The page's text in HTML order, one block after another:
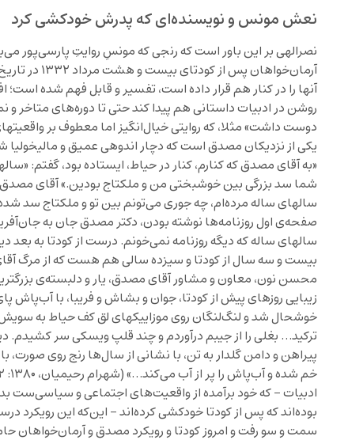
نعش مونس و نویسنده‌ای که پدرش خودکشی کرد
نصرالهی بر این باور است که رنجی که مونسِ روایتِ پارسی‌پور
آرمان‌خواهان
آنها را در کنار هم قرار داده است، تفسیر و قابل فهم شده است؛
روشن در ادبیات داستانی هم پیدا کند حتی تا دوره‌های متاخر
دوست داشت» مثلا، که روایتی خیال‌انگیز اما معطوف بر
یکی از نزدیکان مصدق است که دچار اندوهی عمیق و
«به آقای مصدق که کنارم، کنار در حیاط، ایستاده بود، گفتم:
شما سد بزرگی بین خوشبختی من و ملکتاج بودین.» آقای مصدق
سالهای ساله مرده‌ام، چه جوری می‌تونم بین تو و ملکتاج سد
صفحه‌ی اول روزنامه‌ها نوشته بودن، دکتر مصدق جان به
سالهای ساله که دیگه روزنامه نمی‌خونم. درست از کودتا به
بیست و سه سال از کودتا و سیزده سالی هم هست که از مرگ
محسن نون، معاون و مشاور آقای مصدق، یار و دلبسته‌ی
زیبایی روزهای پیش از کودتا، جوان و بشاش و فریبا، با آب‌پاش
خوشحال شد و لنگ‌لنگان روی موزاییکهای لق کف حیاط به
ترکید… بغلی را از جیبم درآوردم و چند قلپ ویسکی سر کشیدم.
پیراهن و دامن گلدار به تن، با نشانی از سال‌ها رنج روی
ادبیات – که خود برآمده از واقعیت‌های اجتماعی و سیاسی‌ست
بوده‌اند که پس از کودتا خودکشی کرده‌اند – این‌که این رویکرد
سمت و سو رفت و امروز کودتا و رویکرد مصدق و آرمان‌خواهان